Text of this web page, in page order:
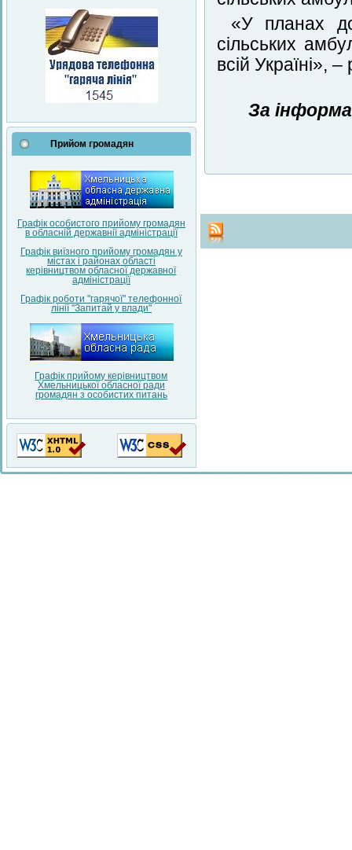
Прийом громадян
Графік особистого прийому громадян
в обласній державнії адміністрації
Графік виїзного прийому громадян у
містах і районах області
керівництвом обласної державної
адміністрації
Графік роботи "гарячої" телефонної
лінії "Запитай у влади"
Графік прийому керівництвом
Хмельницької обласної ради
громадян з особистих питань
«У планах
сільських
всій Україні»,
За